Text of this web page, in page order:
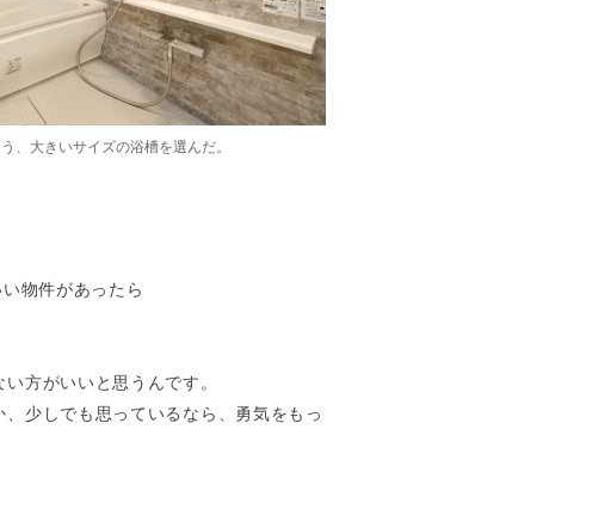
、大きいサイズの浴槽を選んだ。
物件があったら
方がいいと思うんです。
少しでも思っているなら、勇気をもっ